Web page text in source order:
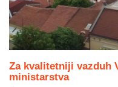
Za kvalitetniji vazduh
ministarstva